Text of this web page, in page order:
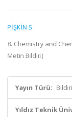
PİŞKİN S.
8. Chemistry and
Metin Bildiri)
Yayın Türü:
Yıldız Teknik